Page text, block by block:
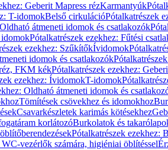
Geberit Mapress rézKarmantyúk
T-idomokBelső cirkulációPótalkatrészek
Oldható átmeneti idomok és csatlakozók
idomokPótalkatrészek ezekhez: Fűtési
ezekhez: SzűkítőkÍvidomok
idomok és csatlakozók
FKM kékPótalkatrészek ezekhez:
ezekhez: ÍvidomokT-idomok
Oldható átmeneti idomok és
Tömítések csövekhez és idomokhoz
Csavarkészletek karimás kötésekhez
korlátozóBurkolatok és
Pótalkatrészek ezekhez:
vezérlők számára, higiéniai öblítéssel